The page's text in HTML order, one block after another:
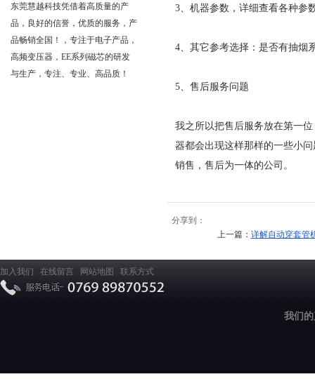
东莞慧越科技凭借着高质量的产
品，良好的信誉，优质的服务，产
品畅销全国！，专注于电子产品，
高频变压器，EE系列磁芯的研发
与生产，专注、专业、高品质！
3、机器参数，详细查看各种参
4、其它参考选择：是否有抽烟
5、售后服务问题
我之所以把售后服务放在第一
器都会出现这样那样的一些小
销售，售后为一体的公司。
分享到：
上一篇： 详解自动穿套管
加入我们 在线留言 网站地图 联系方式
我们